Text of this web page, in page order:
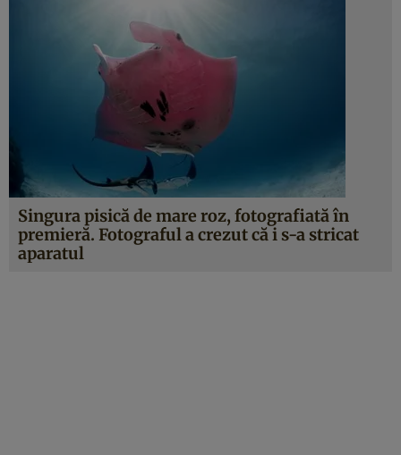
Singura pisică de mare roz, fotografiată în
premieră. Fotograful a crezut că i s-a stricat
aparatul